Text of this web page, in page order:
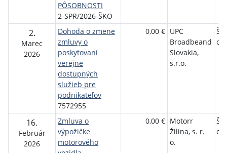
PÔSOBNOSTI
2-SPR/2026-ŠKO
2.
Marec
2026
Dohoda o zmene
zmluvy o
poskytovaní
verejne
dostupných
služieb pre
podnikateľov
7572955
0,00 € UPC
Broadbeand
Slovakia,
s.r.o.
16.
Február
2026
Zmluva o
výpožičke
motorového
0,00 € Motorr
Žilina, s. r.
o.